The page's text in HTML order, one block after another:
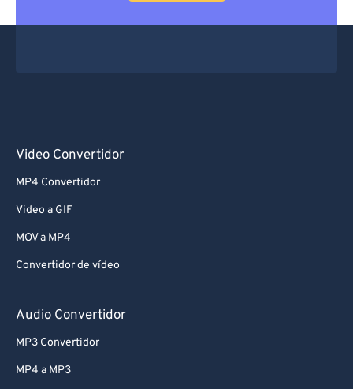
Video Convertidor
MP4 Convertidor
Video a GIF
MOV a MP4
Convertidor de vídeo
Audio Convertidor
MP3 Convertidor
MP4 a MP3